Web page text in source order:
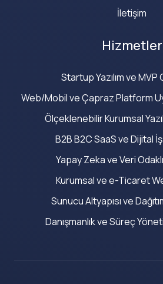
İletişim
Hizmetler
Startup Yazılım ve
Web/Mobil ve Çapraz Platform
Ölçeklenebilir Kurumsal
B2B B2C SaaS ve Dijital
Yapay Zeka ve Veri
Kurumsal ve e-Ticaret
Sunucu Altyapısı ve
Danışmanlık ve Süreç